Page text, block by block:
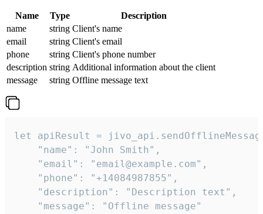
Name Type
Description
name
string Client's name
email
string Client's email
phone
string Client's phone number
description string Additional information about the client
message
string Offline message text
let apiResult =
    "name": "John Smith",
    "email": "email@example.com",
    "phone": "+14084987855",
    "description": "Description text",
    "message": "Offline message"